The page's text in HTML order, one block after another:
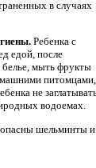
в случаях
Ребенка с
едой, после
белье, мыть фрукты
питомцами,
не
водоемах.
опасны шельминты и